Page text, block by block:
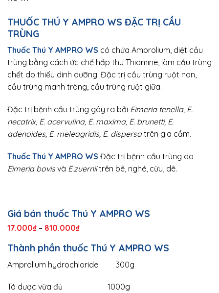
THUỐC THÚ Y AMPRO WS ĐẶC TRỊ CẦU
TRÙNG
Thuốc Thú Y AMPRO WS có chứa Amprolium, diệt cầu
trùng bằng cách ức chế hấp thu Thiamine, làm cầu trùng
chết do thiếu dinh dưỡng. Đặc trị cầu trùng ruột non,
cầu trùng manh tràng, cầu trùng ruột giữa.
Đặc trị bệnh cầu trùng gây ra bởi Eimeria tenella, E.
necatrix, E. acervulina, E. maxima, E. brunetti, E.
adenoides, E. meleagridis, E. dispersatrên gia cầm.
Thuốc Thú Y AMPRO WS Đặc trị bệnh cầu trùng do
Eimeria bovisvà E.zuerniitrên bê, nghé, cừu, dê.
Giá bán thuốc Thú Y AMPRO WS
17.000₫ – 810.000₫
Thành phần thuốc Thú Y AMPRO WS
Amprolium hydrochloride 300g
Tá dược vừa đủ 1000g